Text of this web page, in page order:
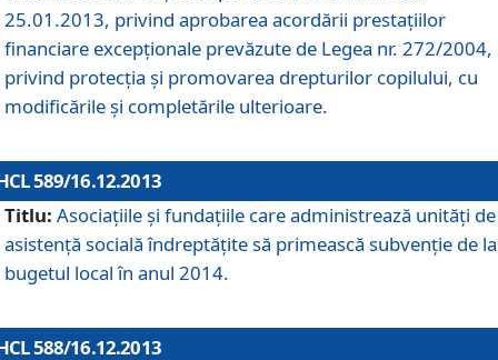
25.01.2013, privind aprobarea acordării prestaţiilor
financiare excepţionale prevăzute de Legea nr. 272/2004,
privind protecţia şi promovarea drepturilor copilului, cu
modificările şi completările ulterioare.
589/16.12.2013
Titlu: Asociaţiile şi fundaţiile care administrează unităţi de
asistenţă socială îndreptăţite să primească subvenţie de la
bugetul local în anul 2014.
588/16.12.2013